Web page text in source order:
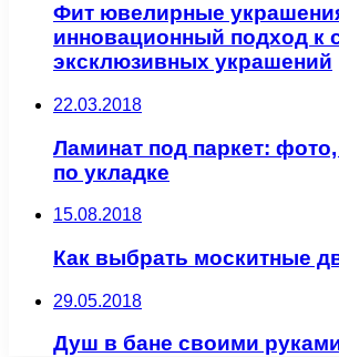
Фит ювелирные
инновационный подход к
эксклюзивных украшений
22.03.2018
Ламинат под паркет:
по укладке
15.08.2018
Как выбрать москитные
29.05.2018
Душ в бане своими